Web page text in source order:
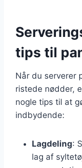
tips til
Når du serverer
ristede nødder,
nogle tips til at
indbydende:
Lagdeling:
lag af